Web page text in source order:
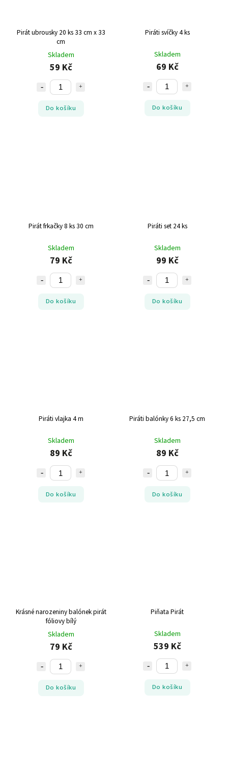
Pirát ubrousky 20 ks 33 cm x 33
cm
Skladem
59 Kč
Do košíku
Piráti svíčky 4 ks
Skladem
69 Kč
Do košíku
Pirát frkačky 8 ks 30 cm
Skladem
79 Kč
Do košíku
Piráti set 24 ks
Skladem
99 Kč
Do košíku
Piráti vlajka 4 m
Skladem
89 Kč
Do košíku
Piráti balónky 6 ks 27,5 cm
Skladem
89 Kč
Do košíku
Krásné narozeniny balónek pirát
fóliovy bílý
Skladem
79 Kč
Do košíku
Piňata Pirát
Skladem
539 Kč
Do košíku